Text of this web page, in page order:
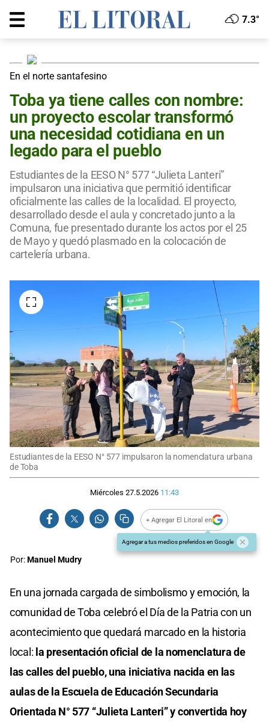
7.3°
En el norte santafesino
Toba ya tiene calles con nombre:
un proyecto escolar transformó
una necesidad cotidiana en un
legado para el pueblo
Estudiantes de la EESO N° 577 “Julieta Lanteri”
impulsaron una iniciativa que permitió identificar
oficialmente las calles de la localidad. El proyecto,
desarrollado desde el aula y concretado junto a la
Comuna, fue presentado durante los actos por el 25
de Mayo y quedó plasmado en la colocación de
cartelería urbana.
Estudiantes de la EESO N° 577 impulsaron la nomenclatura urbana
de Toba
Miércoles 27.5.2026 11:43
+ Agregar El Litoral en
Agregar a tus medios preferidos en Google
Por:Manuel Mudry
En una jornada cargada de simbolismo y emoción, la
comunidad de Toba celebró el Día de la Patria con un
acontecimiento que quedará marcado en la historia
local: la presentación oficial de la nomenclatura de
las calles del pueblo, una iniciativa nacida en las
aulas de la Escuela de Educación Secundaria
Orientada N° 577 “Julieta Lanteri” y convertida hoy